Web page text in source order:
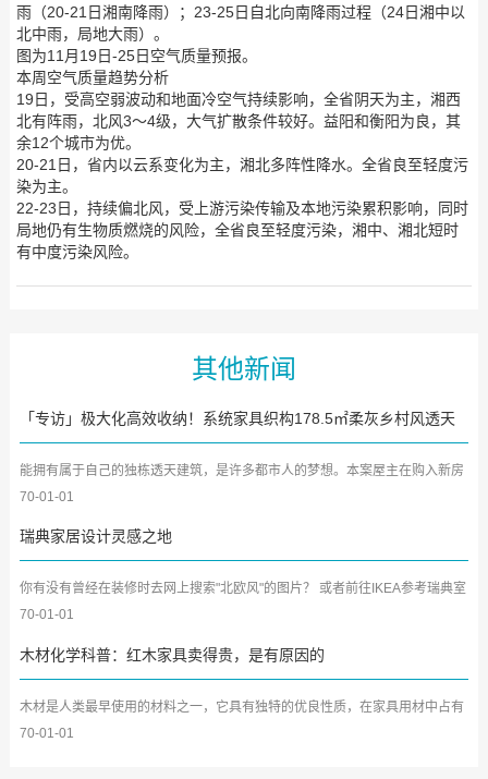
雨（20-21日湘南降雨）；23-25日自北向南降雨过程（24日湘中以
北中雨，局地大雨）。
图为11月19日-25日空气质量预报。
本周空气质量趋势分析
19日，受高空弱波动和地面冷空气持续影响，全省阴天为主，湘西
北有阵雨，北风3～4级，大气扩散条件较好。益阳和衡阳为良，其
余12个城市为优。
20-21日，省内以云系变化为主，湘北多阵性降水。全省良至轻度污
染为主。
22-23日，持续偏北风，受上游污染传输及本地污染累积影响，同时
局地仍有生物质燃烧的风险，全省良至轻度污染，湘中、湘北短时
有中度污染风险。
其他新闻
「专访」极大化高效收纳！系统家具织构178.5㎡柔灰乡村风透天
宅
能拥有属于自己的独栋透天建筑，是许多都市人的梦想。本案屋主在购入新房
后，除了期待能将收纳极...
70-01-01
瑞典家居设计灵感之地
你有没有曾经在装修时去网上搜索"北欧风"的图片？ 或者前往IKEA参考瑞典室
内设计方案？ 疫情结...
70-01-01
木材化学科普：红木家具卖得贵，是有原因的
木材是人类最早使用的材料之一，它具有独特的优良性质，在家具用材中占有
重要地位。虽然新型材料...
70-01-01